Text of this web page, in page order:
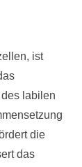
ist
labilen
die
das